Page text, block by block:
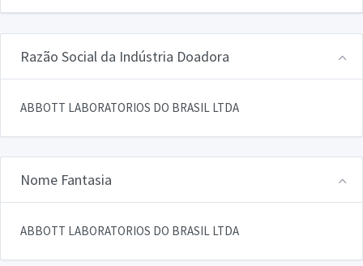
Razão Social da Indústria Doadora
ABBOTT LABORATORIOS DO BRASIL LTDA
Nome Fantasia
ABBOTT LABORATORIOS DO BRASIL LTDA